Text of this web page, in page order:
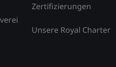
Zertifizierungen
Unsere Royal Charter